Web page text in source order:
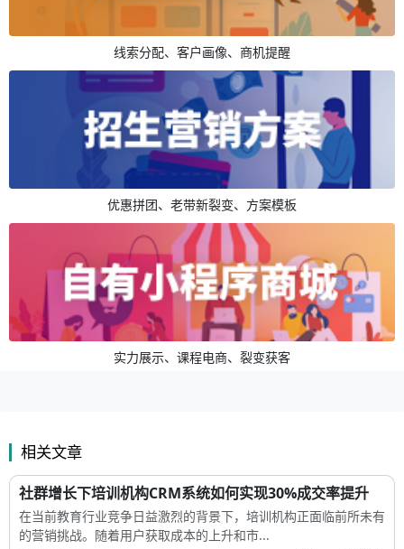
线索分配、客户画像、商机提醒
优惠拼团、老带新裂变、方案模板
实力展示、课程电商、裂变获客
相关文章
社群增长下培训机构CRM系统如何实现30%成交率提升
在当前教育行业竞争日益激烈的背景下，培训机构正面临前所未有
的营销挑战。随着用户获取成本的上升和市...